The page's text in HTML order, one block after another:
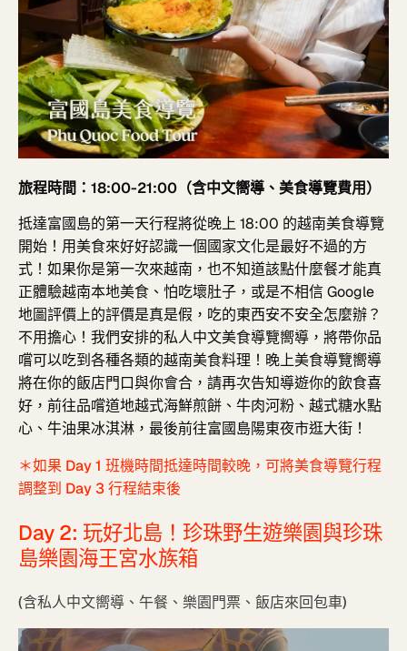
旅程時間：18:00-21:00（含中文嚮導、美食導覽費用）
抵達富國島的第一天行程將從晚上 18:00 的越南美食導覽
開始！用美食來好好認識一個國家文化是最好不過的方
式！如果你是第一次來越南，也不知道該點什麼餐才能真
正體驗越南本地美食、怕吃壞肚子，或是不相信 Google
地圖評價上的評價是真是假，吃的東西安不安全怎麼辦？
不用擔心！我們安排的私人中文美食導覽嚮導，將帶你品
嚐可以吃到各種各類的越南美食料理！ 晚上美食導覽嚮導
將在你的飯店門口與你會合，請再次告知導遊你的飲食喜
好，前往品嚐道地越式海鮮煎餅、牛肉河粉、越式糖水點
心、牛油果冰淇淋，最後前往富國島陽東夜市逛大街！
＊如果 Day 1 班機時間抵達時間較晚，可將美食導覽行程
調整到 Day 3 行程結束後
Day 2: 玩好北島！珍珠野生遊樂園與珍珠
島樂園海王宮水族箱
(含私人中文嚮導、午餐、樂園門票、飯店來回包車)